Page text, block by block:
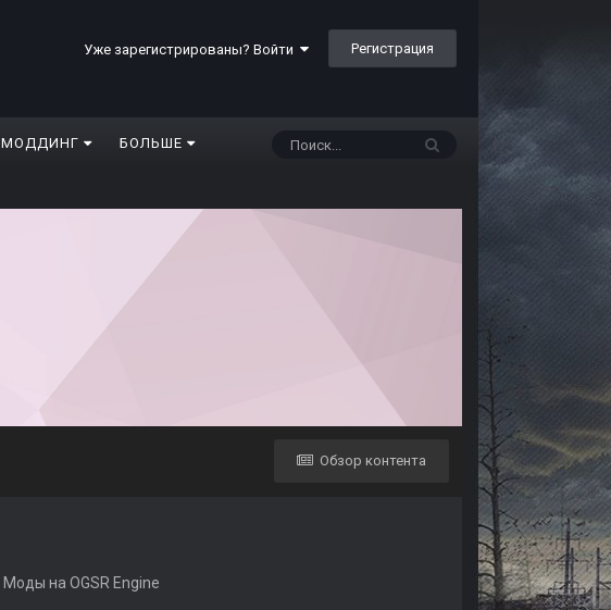
Уже зарегистрированы? Войти Регистрация
МОДДИНГ БОЛЬШЕ
Обзор контента
Моды на OGSR Engine